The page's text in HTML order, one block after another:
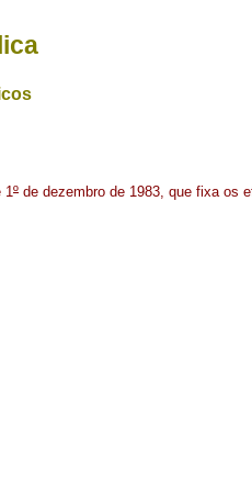
1º de dezembro de 1983, que fixa os